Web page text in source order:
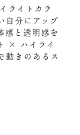
ライトカラ
自分にアップ
感と透明感を
× ハイライ
動きのあるス